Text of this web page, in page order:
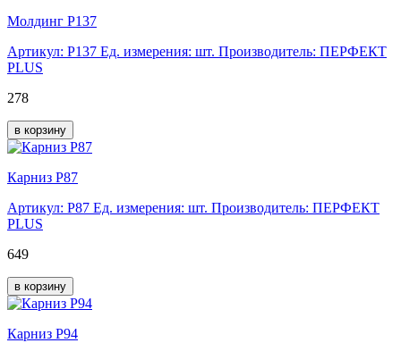
Молдинг Р137
Артикул: Р137 Ед. измерения: шт. Производитель: ПЕРФЕКТ
PLUS
278
в корзину
Карниз Р87
Артикул: Р87 Ед. измерения: шт. Производитель: ПЕРФЕКТ
PLUS
649
в корзину
Карниз Р94